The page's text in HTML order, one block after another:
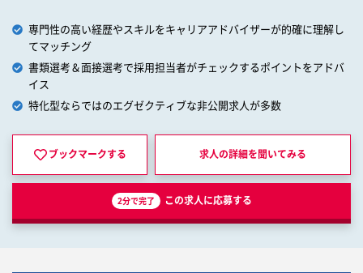
専門性の高い経歴やスキルをキャリアアドバイザーが的確に理解し
てマッチング
書類選考＆面接選考で採用担当者がチェックするポイントをアドバ
イス
特化型ならではのエグゼクティブな非公開求人が多数
ブックマークする 求人の詳細を聞いてみる
2分で完了 この求人に応募する